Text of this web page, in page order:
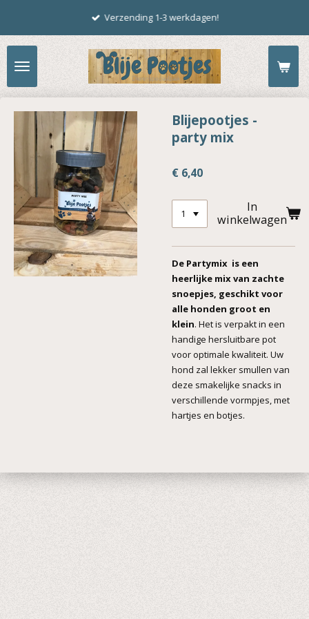
naar
de
hoofdinhoud
Verzending 1-3 werkdagen!
Blijepootjes -
party mix
€ 6,40
In
winkelwagen
De Partymix is een
heerlijke mix van zachte
snoepjes, geschikt voor
alle honden groot en
klein. Het is verpakt in een
handige hersluitbare pot
voor optimale kwaliteit. Uw
hond zal lekker smullen van
deze smakelijke snacks in
verschillende vormpjes, met
hartjes en botjes.